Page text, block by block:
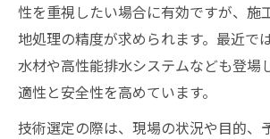
性を重視したい場合に有効ですが、施
地処理の精度が求められます。最近で
水材や高性能排水システムなども登場
適性と安全性を高めています。
技術選定の際は、現場の状況や目的、